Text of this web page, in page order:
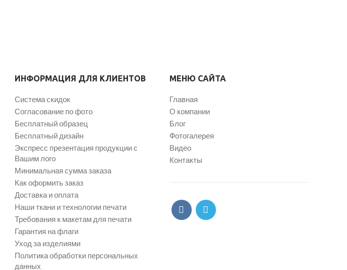
ИНФОРМАЦИЯ ДЛЯ КЛИЕНТОВ
Система скидок
Согласование по фото
Бесплатный образец
Бесплатный дизайн
Экспресс презентация продукции с
Вашим лого
Минимальная сумма заказа
Как оформить заказ
Доставка и оплата
Наши ткани и технологии печати
Требования к макетам для печати
Гарантия на флаги
Уход за изделиями
Политика обработки персональных
данных
МЕНЮ САЙТА
Главная
О компании
Блог
Фотогалерея
Видео
Контакты